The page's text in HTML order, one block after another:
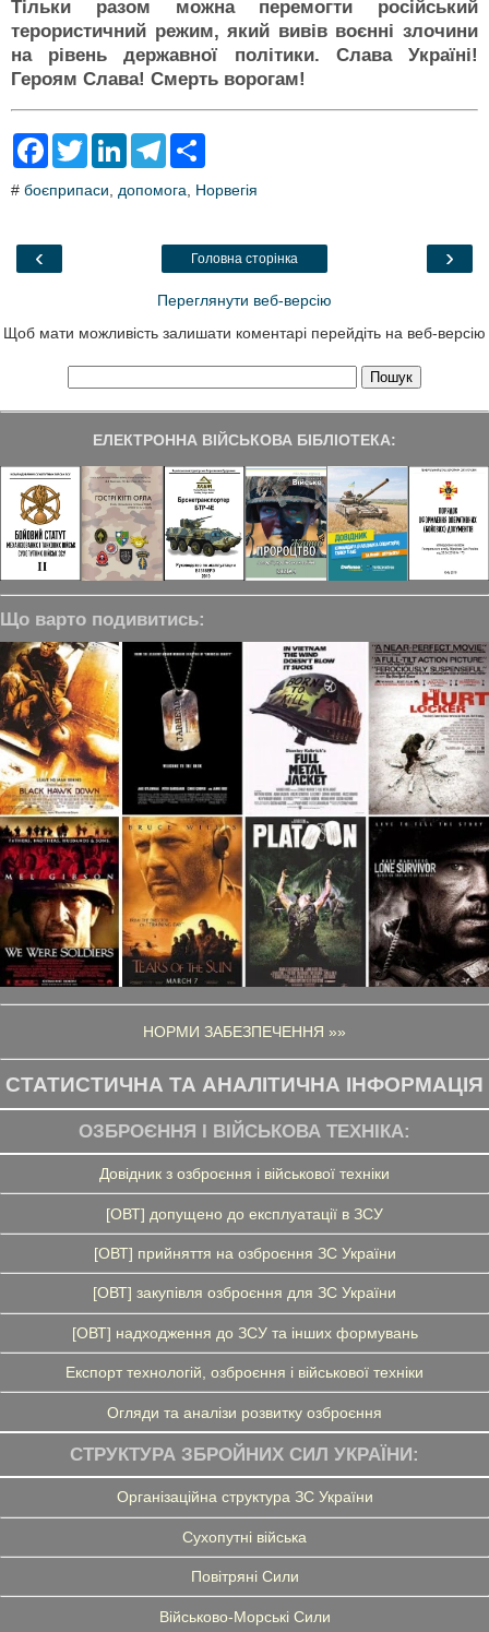
Тільки разом можна перемогти російський
терористичний режим, який вивів воєнні злочини
на рівень державної політики. Слава Україні!
Героям Слава! Смерть ворогам!
F
e
o
T
t
L
k
T
e
a
r
# боєприпаси, допомога, Норвегія
‹ ›
Головна сторінка
Переглянути веб-версію
Щоб мати можливість залишати коментарі перейдіть на веб-версію
ЕЛЕКТРОННА ВІЙСЬКОВА БІБЛІОТЕКА:
Що варто подивитись:
НОРМИ ЗАБЕЗПЕЧЕННЯ »»
СТАТИСТИЧНА ТА АНАЛІТИЧНА ІНФОРМАЦІЯ
ОЗБРОЄННЯ І ВІЙСЬКОВА ТЕХНІКА:
Довідник з озброєння і військової техніки
[ОВТ] допущено до експлуатації в ЗСУ
[ОВТ] прийняття на озброєння ЗС України
[ОВТ] закупівля озброєння для ЗС України
[ОВТ] надходження до ЗСУ та інших формувань
Експорт технологій, озброєння і військової техніки
Огляди та аналізи розвитку озброєння
СТРУКТУРА ЗБРОЙНИХ СИЛ УКРАЇНИ:
Організаційна структура ЗС України
Сухопутні війська
Повітряні Сили
Військово-Морські Сили